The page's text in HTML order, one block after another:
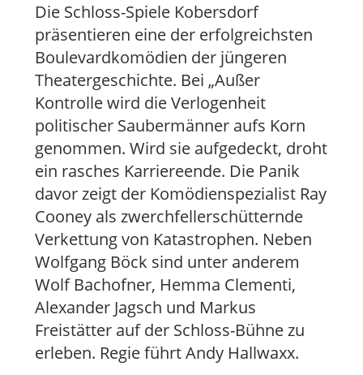
Die Schloss-Spiele Kobersdorf
präsentieren eine der erfolgreichsten
Boulevardkomödien der jüngeren
Theatergeschichte. Bei „Außer
Kontrolle wird die Verlogenheit
politischer Saubermänner aufs Korn
genommen. Wird sie aufgedeckt, droht
ein rasches Karriereende. Die Panik
davor zeigt der Komödienspezialist Ray
Cooney als zwerchfellerschütternde
Verkettung von Katastrophen. Neben
Wolfgang Böck sind unter anderem
Wolf Bachofner, Hemma Clementi,
Alexander Jagsch und Markus
Freistätter auf der Schloss-Bühne zu
erleben. Regie führt Andy Hallwaxx.